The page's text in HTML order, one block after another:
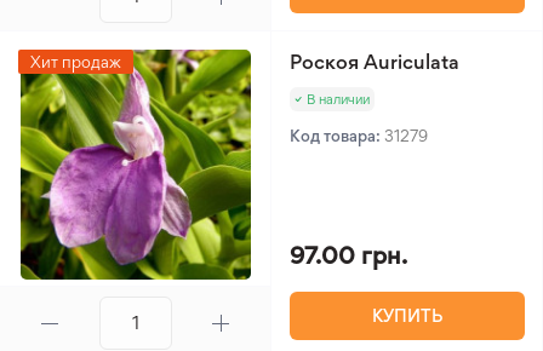
Хит продаж Роскоя Auriculata
В наличии
Код товара: 31279
97.00 грн.
КУПИТЬ